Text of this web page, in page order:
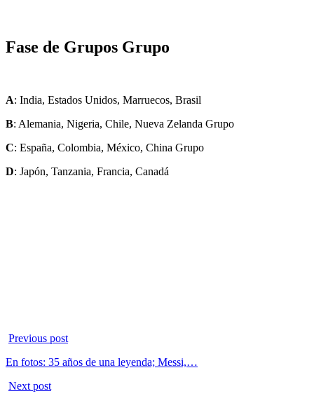
Fase de Grupos Grupo
A: India, Estados Unidos, Marruecos, Brasil
B: Alemania, Nigeria, Chile, Nueva Zelanda Grupo
C: España, Colombia, México, China Grupo
D: Japón, Tanzania, Francia, Canadá
Previous post
En fotos: 35 años de una leyenda; Messi,…
Next post